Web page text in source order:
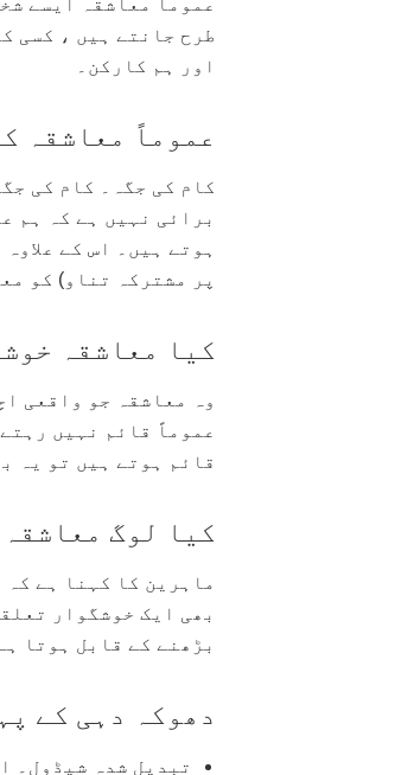
عموماً معاشقہ ایسے
طرح جانتے ہیں ، کسی
اور ہم کارکن۔
عموماً معاشقہ
کام کی جگہ۔ کام کی
برائی نہیں ہے کہ ہم
ہوتے ہیں۔ اس کے
پر مشترکہ تناو) کو
کیا معاشقہ
وہ معاشقہ جو واقعی
عموماً قائم نہیں
قائم ہوتے ہیں تو یہ
کیا لوگ
ماہرین کا کہنا ہے
بھی ایک خوشگوار
بڑھنے کے قابل ہوتا
دھوکہ دہی کے
تبدیل شدہ شیڈول۔